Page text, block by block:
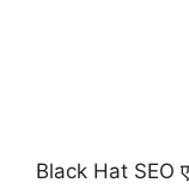
Black Hat SEO